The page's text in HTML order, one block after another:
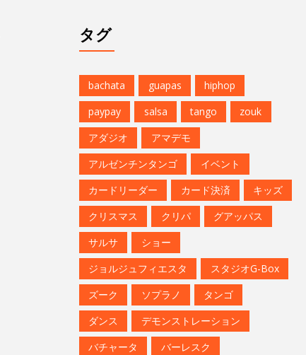
タグ
bachata guapas
hiphop
paypay
salsa tango
zouk
アダジオ
アマデモ
アルゼンチンタンゴ
イベント
カードリーダー
カード決済
キッズ
クリスマス
クリパ
グアッパス
サルサ
ショー
ジョルジュフィエスタ
スタジオG-Box
ズーク
ソプラノ
タンゴ
ダンス
デモンストレーション
バチャータ
バーレスク